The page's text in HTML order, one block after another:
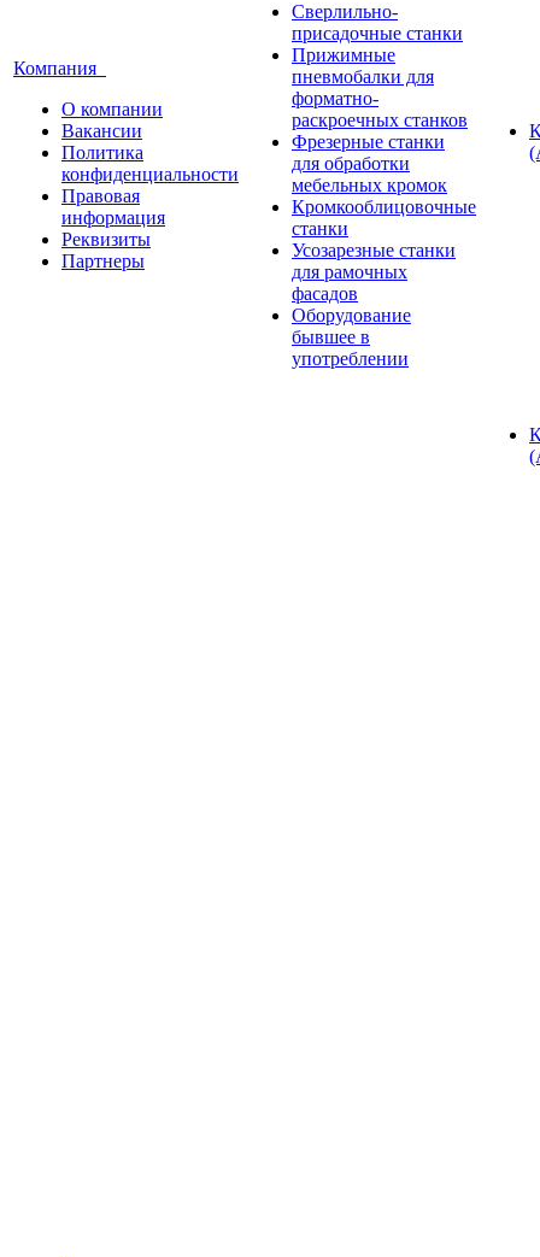
Компания
О компании
Вакансии
Политика
конфиденциальности
Правовая
информация
Реквизиты
Партнеры
Сверлильно-
присадочные станки
Прижимные
пневмобалки для
форматно-
раскроечных станков
Фрезерные станки
для обработки
мебельных кромок
Кромкооблицовочные
станки
Усозарезные станки
для рамочных
фасадов
Оборудование
бывшее в
употреблении